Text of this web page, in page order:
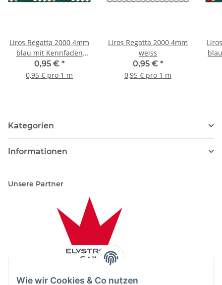
Wie wir Cookies & Co nutzen
Liros Regatta 2000 4mm
blau mit Kennfaden
weiss
0,95 € *
0,95 € pro 1 m
Liros Regatta 2000 4mm
weiss
0,95 € *
0,95 € pro 1 m
Kategorien
Informationen
Unsere Partner